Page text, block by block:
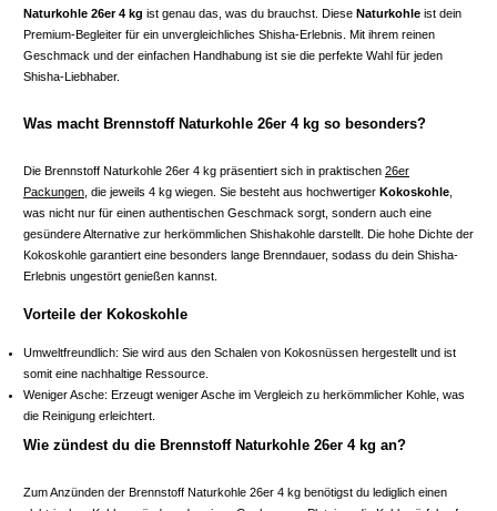
Naturkohle 26er 4 kg ist genau das, was du brauchst. Diese Naturkohle ist dein
Premium-Begleiter für ein unvergleichliches Shisha-Erlebnis. Mit ihrem reinen
Geschmack und der einfachen Handhabung ist sie die perfekte Wahl für jeden
Shisha-Liebhaber.
Was macht Brennstoff Naturkohle 26er 4 kg so besonders?
Die Brennstoff Naturkohle 26er 4 kg präsentiert sich in praktischen 26er
Packungen , die jeweils 4 kg wiegen. Sie besteht aus hochwertiger Kokoskohle
was nicht nur für einen authentischen Geschmack sorgt, sondern auch eine
gesündere Alternative zur herkömmlichen Shishakohle darstellt. Die hohe Dichte der
Kokoskohle garantiert eine besonders lange Brenndauer, sodass du dein Shisha-
Erlebnis ungestört genießen kannst.
Vorteile der Kokoskohle
Umweltfreundlich: Sie wird aus den Schalen von Kokosnüssen hergestellt und ist
somit eine nachhaltige Ressource.
Weniger Asche: Erzeugt weniger Asche im Vergleich zu herkömmlicher Kohle, was
die Reinigung erleichtert.
Wie zündest du die Brennstoff Naturkohle 26er 4 kg an?
Zum Anzünden der Brennstoff Naturkohle 26er 4 kg benötigst du lediglich einen